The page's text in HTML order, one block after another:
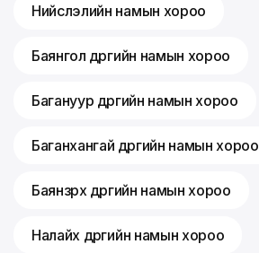
Нийслэлийн намын хороо
Баянгол дүүргийн намын хороо
Багануур дүүргийн намын хороо
Баганхангай дүүргийн намын хороо
Баянзүрх дүүргийн намын хороо
Налайх дүүргийн намын хороо